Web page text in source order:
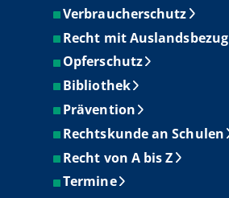
Verbraucherschutz
Recht mit Auslandsbezug
Opferschutz
Bibliothek
Prävention
Rechtskunde an Schulen
Recht von A bis Z
Termine